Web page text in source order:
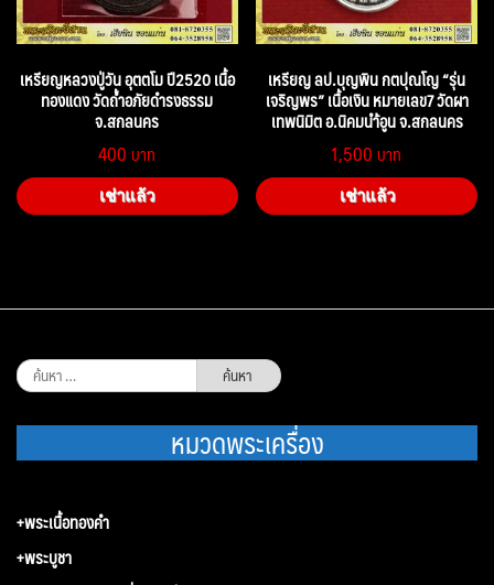
เหรียญหลวงปู่วัน อุตตโม ปี2520 เนื้อ
ทองแดง วัดถ้ำอภัยดำรงธรรม
จ.สกลนคร
400
เช่าแล้ว
เหรียญ ลป.บุญพิน กตปุณโญ “รุ่น
เจริญพร” เนื้อเงิน หมายเลข7 วัดผา
เทพนิมิต อ.นิคมนำ้อูน จ.สกลนคร
1,500
เช่าแล้ว
ค้นหา
สำหรับ:
หมวดพระเครื่อง
+พระเนื้อทองคำ
+พระบูชา